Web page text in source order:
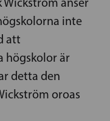
inte
att
högskolor är
detta den
oroas